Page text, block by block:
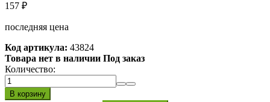
157 ₽
последняя цена
Код артикула: 43824
Товара нет в наличии Под заказ
Количество: